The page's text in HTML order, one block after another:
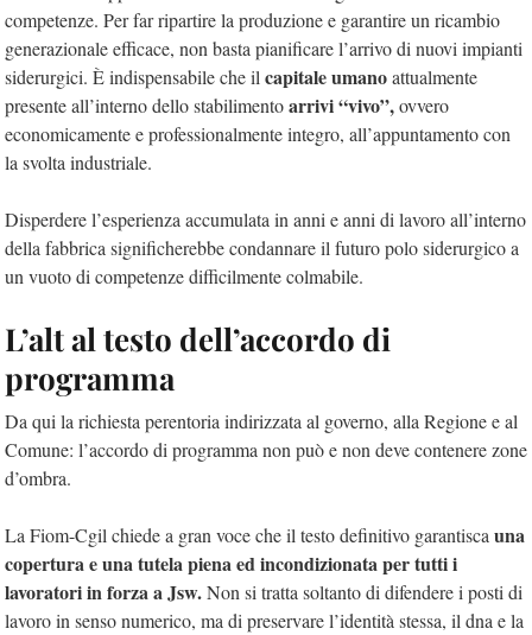
competenze. Per far ripartire la produzione e garantire un ricambio
generazionale efficace, non basta pianificare l’arrivo di nuovi impianti
siderurgici. È indispensabile che ilcapitale umanoattualmente
presente all’interno dello stabilimentoarrivi “vivo”,ovvero
economicamente e professionalmente integro, all’appuntamento con
la svolta industriale.
Disperdere l’esperienza accumulata in anni e anni di lavoro all’interno
della fabbrica significherebbe condannare il futuro polo siderurgico a
un vuoto di competenze difficilmente colmabile.
L’alt al testo dell’accordo di
programma
Da qui la richiesta perentoria indirizzata al governo, alla Regione e al
Comune: l’accordo di programma non può e non deve contenere zone
d’ombra.
La Fiom-Cgil chiede a gran voce che il testo definitivo garantiscauna
copertura e una tutela piena ed incondizionata per tutti i
lavoratori in forza a Jsw.Non si tratta soltanto di difendere i posti di
lavoro in senso numerico, ma di preservare l’identità stessa, il dna e la